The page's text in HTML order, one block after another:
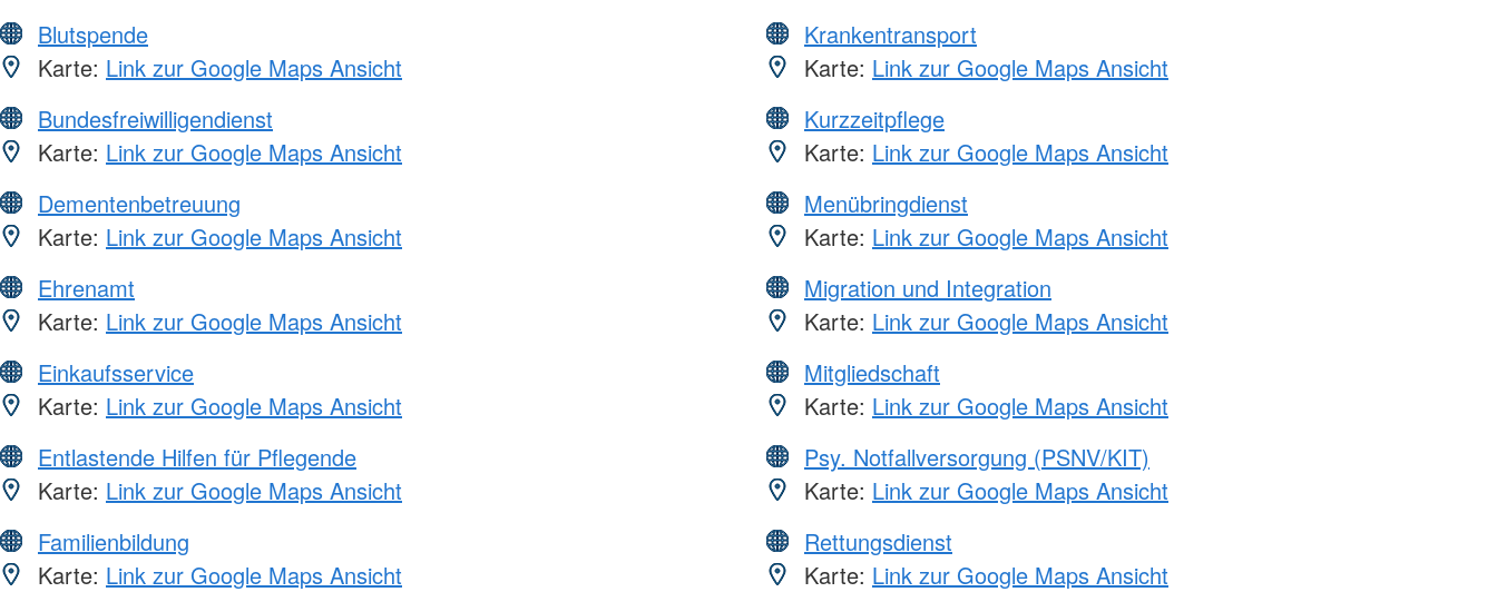
Blutspende
Karte: Link zur Google Maps Ansicht
Bundesfreiwilligendienst
Karte: Link zur Google Maps Ansicht
Dementenbetreuung
Karte: Link zur Google Maps Ansicht
Ehrenamt
Karte: Link zur Google Maps Ansicht
Einkaufsservice
Karte: Link zur Google Maps Ansicht
Entlastende Hilfen für Pflegende
Karte: Link zur Google Maps Ansicht
Familienbildung
Karte: Link zur Google Maps Ansicht
Krankentransport
Karte: Link zur Google Maps Ansicht
Kurzzeitpflege
Karte: Link zur Google Maps Ansicht
Menübringdienst
Karte: Link zur Google Maps Ansicht
Migration und Integration
Karte: Link zur Google Maps Ansicht
Mitgliedschaft
Karte: Link zur Google Maps Ansicht
Psy. Notfallversorgung (PSNV/KIT)
Karte: Link zur Google Maps Ansicht
Rettungsdienst
Karte: Link zur Google Maps Ansicht